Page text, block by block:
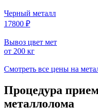
Черный металл
17800 ₽
Вывоз цвет мет
от 200 кг
Смотреть все цены на
Процедура
металлолома